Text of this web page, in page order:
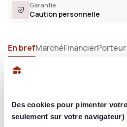
Des cookies pour pimenter
seulement sur votre navigateur)
Garantie
Caution personnelle
En brefMarchéFinancier
: Le projet consiste en la
immeuble en 8 studios.